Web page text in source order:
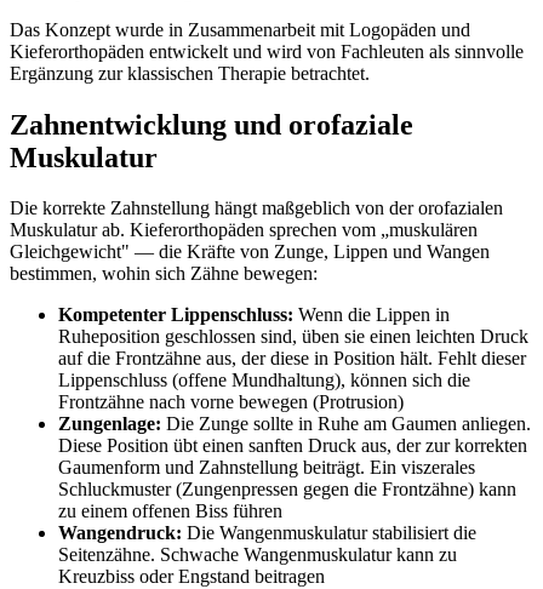
Das Konzept wurde in Zusammenarbeit mit Logopäden und
Kieferorthopäden entwickelt und wird von Fachleuten als sinnvolle
Ergänzung zur klassischen Therapie betrachtet.
Zahnentwicklung und orofaziale
Muskulatur
Die korrekte Zahnstellung hängt maßgeblich von der orofazialen
Muskulatur ab. Kieferorthopäden sprechen vom „muskulären
Gleichgewicht" — die Kräfte von Zunge, Lippen und Wangen
bestimmen, wohin sich Zähne bewegen:
Kompetenter Lippenschluss: Wenn die Lippen in
Ruheposition geschlossen sind, üben sie einen leichten Druck
auf die Frontzähne aus, der diese in Position hält. Fehlt dieser
Lippenschluss (offene Mundhaltung), können sich die
Frontzähne nach vorne bewegen (Protrusion)
Zungenlage: Die Zunge sollte in Ruhe am Gaumen anliegen.
Diese Position übt einen sanften Druck aus, der zur korrekten
Gaumenform und Zahnstellung beiträgt. Ein viszerales
Schluckmuster (Zungenpressen gegen die Frontzähne) kann
zu einem offenen Biss führen
Wangendruck: Die Wangenmuskulatur stabilisiert die
Seitenzähne. Schwache Wangenmuskulatur kann zu
Kreuzbiss oder Engstand beitragen